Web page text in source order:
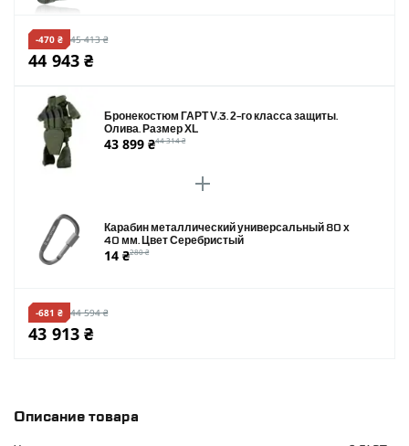
Описание товара
-470 ₴ 45 413 ₴
44 943 ₴
Бронекостюм ГАРТ V.3. 2-го класса защиты.
Олива. Размер XL
43 899 ₴44 314 ₴
Карабин металлический универсальный 80 х
40 мм. Цвет Серебристый
14 ₴280 ₴
-681 ₴ 44 594 ₴
43 913 ₴